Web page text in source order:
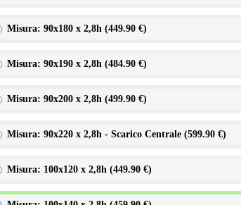
Misura: 90x180 x 2,8h (449.90 €)
Misura: 90x190 x 2,8h (484.90 €)
Misura: 90x200 x 2,8h (499.90 €)
Misura: 90x220 x 2,8h - Scarico Centrale (599.90 €)
Misura: 100x120 x 2,8h (449.90 €)